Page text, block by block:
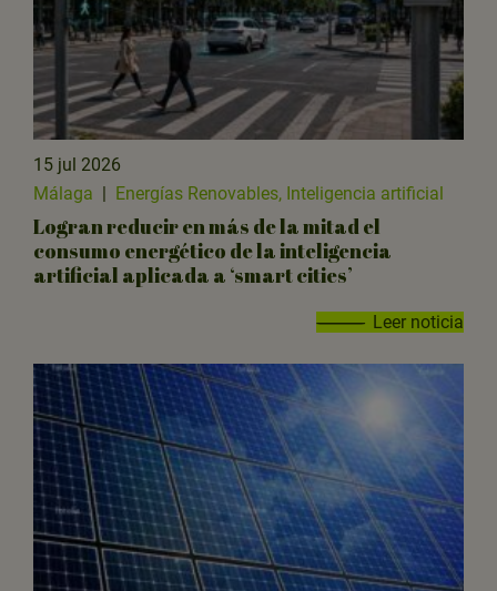
15 jul 2026
Málaga
Energías Renovables, Inteligencia artificial
Logran reducir en más de la mitad el
consumo energético de la inteligencia
artificial aplicada a ‘smart cities’
Leer noticia